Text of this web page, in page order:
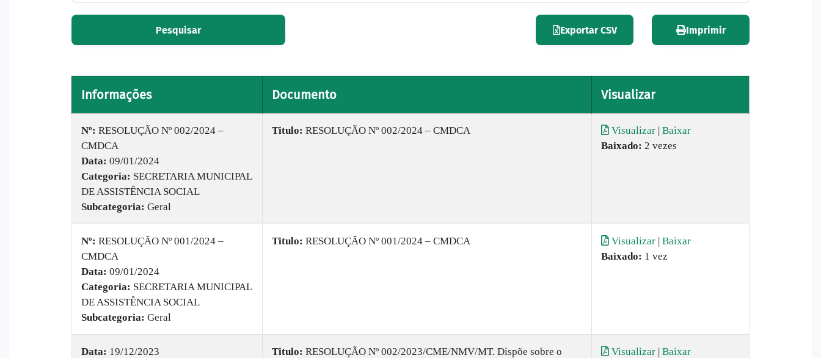
Pesquisar Exportar CSV Imprimir
Informações Documento Visualizar
Nº: RESOLUÇÃO Nº 002/2024 –
CMDCA
Data: 09/01/2024
Categoria: SECRETARIA MUNICIPAL
DE ASSISTÊNCIA SOCIAL
Subcategoria: Geral
Titulo: RESOLUÇÃO Nº 002/2024 – CMDCA Visualizar | Baixar
Baixado: 2 vezes
Nº: RESOLUÇÃO Nº 001/2024 –
CMDCA
Data: 09/01/2024
Categoria: SECRETARIA MUNICIPAL
DE ASSISTÊNCIA SOCIAL
Subcategoria: Geral
Titulo: RESOLUÇÃO Nº 001/2024 – CMDCA Visualizar | Baixar
Baixado: 1 vez
Data: 19/12/2023
Titulo: RESOLUÇÃO Nº 002/2023/CME/NMV/MT. Dispõe sobre o
Visualizar | Baixar